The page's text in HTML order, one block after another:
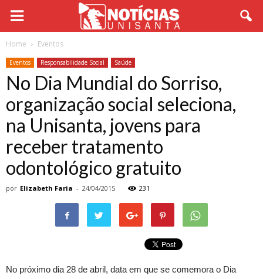
Home Eventos
Eventos Responsabilidade Social Saúde
No Dia Mundial do Sorriso,
organização social seleciona,
na Unisanta, jovens para
receber tratamento
odontológico gratuito
por Elizabeth Faria - 24/04/2015 231
No próximo dia 28 de abril, data em que se comemora o Dia